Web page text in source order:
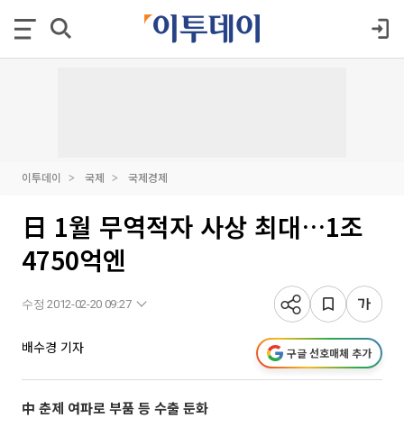
이투데이 국제 국제경제
日 1월 무역적자 사상 최대…1조
4750억엔
수정 2012-02-20 09:27
배수경 기자 구글 선호매체 추가
中 춘제 여파로 부품 등 수출 둔화